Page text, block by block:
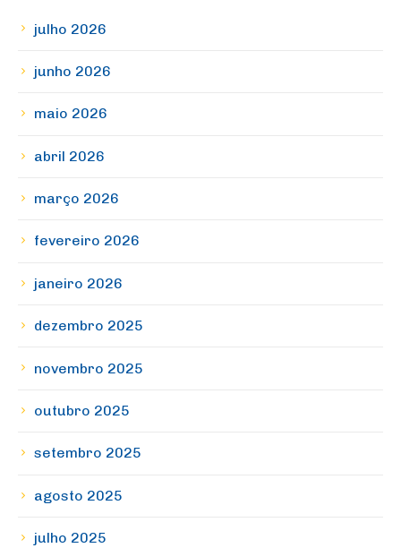
julho 2026
junho 2026
maio 2026
abril 2026
março 2026
fevereiro 2026
janeiro 2026
dezembro 2025
novembro 2025
outubro 2025
setembro 2025
agosto 2025
julho 2025